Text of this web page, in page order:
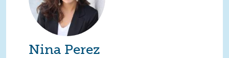
Nina Perez